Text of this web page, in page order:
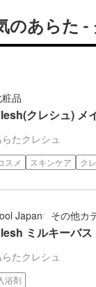
のあらた
品
クレシュ) メ
た クレシュ
スメ スキンケア ク
Japan その他カ
ミルキーバス
た クレシュ
浴剤